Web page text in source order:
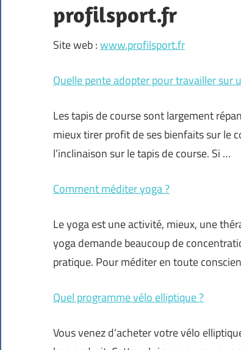
profilsport.fr
Site web :www.profilsport.fr
Quelle pente adopter pour travailler sur
Les tapis de course sont largement
mieux tirer profit de ses bienfaits sur le
l’inclinaison sur le tapis de course. Si …
Comment méditer yoga ?
Le yoga est une activité, mieux, une
yoga demande beaucoup de
pratique. Pour méditer en toute
Quel programme vélo elliptique ?
Vous venez d’acheter votre vélo